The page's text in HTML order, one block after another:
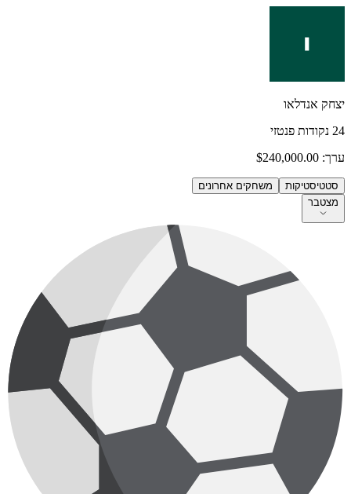
יצחק אנדלאו
24 נקודות פנטזי
ערך: $240,000.00
סטטיסטיקות
משחקים אחרונים
מצטבר